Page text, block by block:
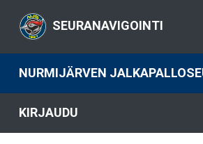
SEURANAVIGOINTI
NURMIJÄRVEN
KIRJAUDU